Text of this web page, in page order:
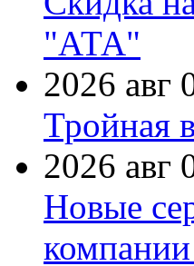
"АТА"
2026 авг
Тройная
2026 авг
Новые